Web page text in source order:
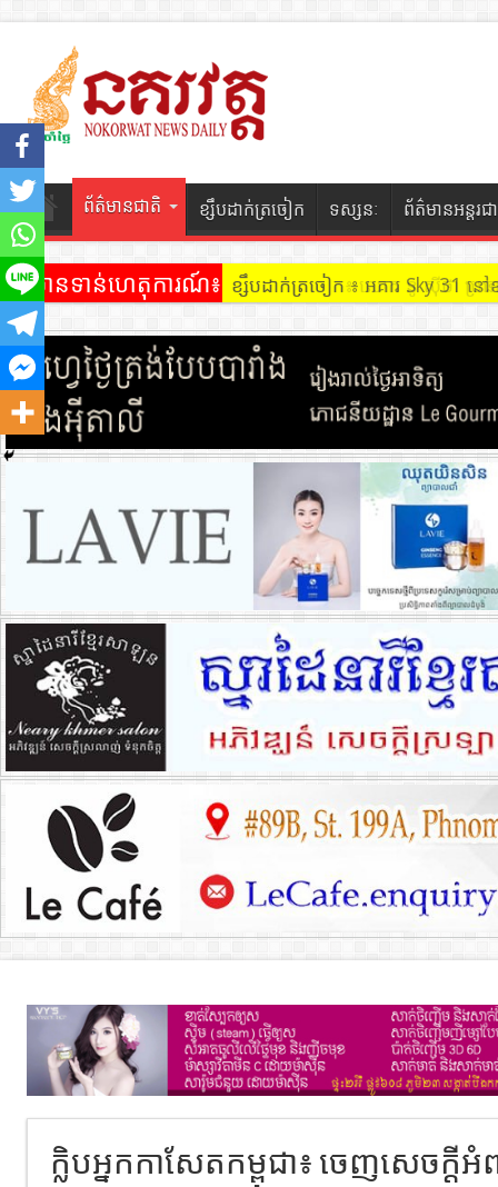
ព័ត៌មានជាតិ ខ្សឹបដាក់ត្រចៀក ទស្សនៈ ព័ត៌មានអន្តរជ
ព័ត៌មានទាន់ហេតុការណ៍៖ ខ្សឹបដាក់ត្រចៀក ៖ អគារ Sky 31
ក្លិប​អ្នក​កាសែត​កម្ពុជា​៖​ ចេញសេចក្ដី​អំ